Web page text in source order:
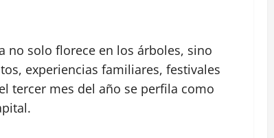
no solo florece en los árboles, sino
experiencias familiares, festivales
tercer mes del año se perfila como